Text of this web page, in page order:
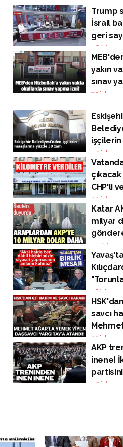
Trump
İsrail
geri
28izlenme
yakın
sınav
70 izlenme
işçilerin
yüzde
49 izlenme
CHP'li
zarar
92 izlenme
Katar
milyar
izlenme
olun"
16 izlenme
savcı
yemek
23 izlenme
AKP
inene!
45 izlenme